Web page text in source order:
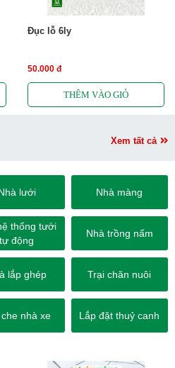
Đục lỗ 6ly
50.000 đ
lưới Nhà màng
thống tưới
tự động
Nhà trồng nấm
lắp ghép Trại chăn nuôi
nhà xe Lắp đặt thuỷ canh
Xem tất cả